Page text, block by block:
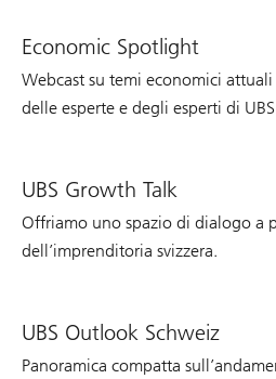
Economic Spotlight
Webcast su temi economici
delle esperte e degli esperti di
UBS Growth Talk
Offriamo uno spazio di dialogo a
dell’imprenditoria svizzera.
UBS Outlook Schweiz
Panoramica compatta